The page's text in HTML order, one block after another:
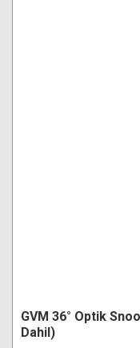
GVM 36° Optik
Dahil)